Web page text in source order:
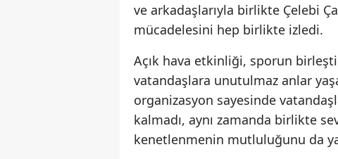
ve arkadaşlarıyla birlikte Çelebi
mücadelesini hep birlikte izledi.
Açık hava etkinliği, sporun
vatandaşlara unutulmaz anlar
organizasyon sayesinde
kalmadı, aynı zamanda birlikte
kenetlenmenin mutluluğunu da